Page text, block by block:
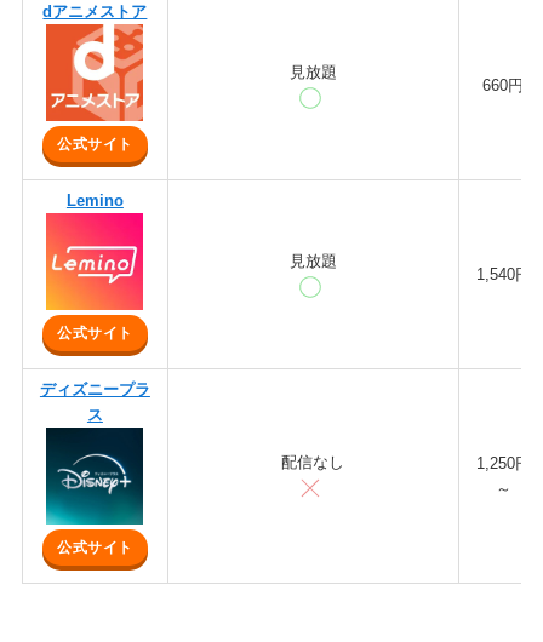
dアニメストア
公式サイト
見放題
660円
Lemino
公式サイト
見放題
1,540円
ディズニープラ
ス
公式サイト
配信なし
1,250円
～